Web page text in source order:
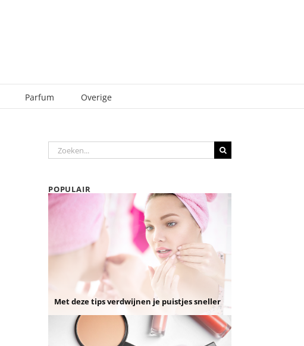
Parfum Overige
Zoeken
naar:
POPULAIR
Met deze tips verdwijnen je puistjes sneller